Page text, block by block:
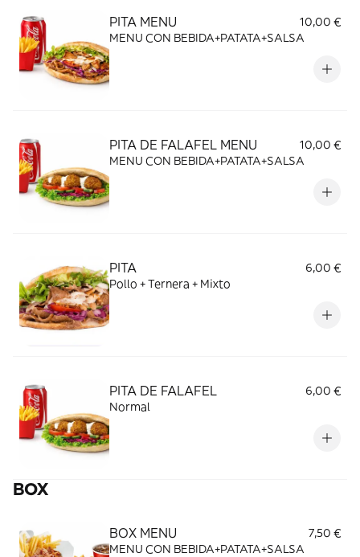
PITA MENU
10,00 €
MENU CON BEBIDA+PATATA+SALSA
PITA DE FALAFEL MENU
10,00 €
MENU CON BEBIDA+PATATA+SALSA
PITA
6,00 €
Pollo + Ternera + Mixto
PITA DE FALAFEL
6,00 €
Normal
BOX
BOX MENU
7,50 €
MENU CON BEBIDA+PATATA+SALSA